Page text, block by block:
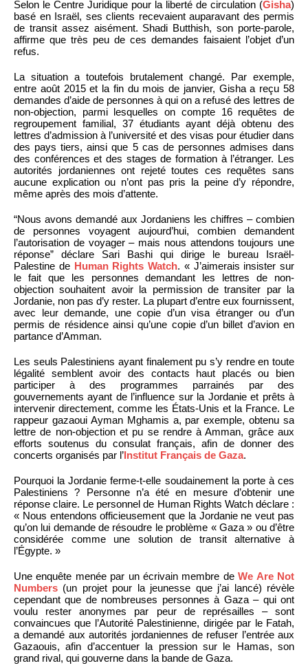
Selon le Centre Juridique pour la liberté de circulation (Gisha)
basé en Israël, ses clients recevaient auparavant des permis
de transit assez aisément. Shadi Butthish, son porte-parole,
affirme que très peu de ces demandes faisaient l’objet d’un
refus.
La situation a toutefois brutalement changé. Par exemple,
entre août 2015 et la fin du mois de janvier, Gisha a reçu 58
demandes d’aide de personnes à qui on a refusé des lettres de
non-objection, parmi lesquelles on compte 16 requêtes de
regroupement familial, 37 étudiants ayant déjà obtenu des
lettres d’admission à l’université et des visas pour étudier dans
des pays tiers, ainsi que 5 cas de personnes admises dans
des conférences et des stages de formation à l’étranger. Les
autorités jordaniennes ont rejeté toutes ces requêtes sans
aucune explication ou n’ont pas pris la peine d’y répondre,
même après des mois d’attente.
“Nous avons demandé aux Jordaniens les chiffres – combien
de personnes voyagent aujourd’hui, combien demandent
l’autorisation de voyager – mais nous attendons toujours une
réponse” déclare Sari Bashi qui dirige le bureau Israël-
Palestine de Human Rights Watch. « J’aimerais insister sur
le fait que les personnes demandant les lettres de non-
objection souhaitent avoir la permission de transiter par la
Jordanie, non pas d’y rester. La plupart d’entre eux fournissent,
avec leur demande, une copie d’un visa étranger ou d’un
permis de résidence ainsi qu’une copie d’un billet d’avion en
partance d’Amman.
Les seuls Palestiniens ayant finalement pu s’y rendre en toute
légalité semblent avoir des contacts haut placés ou bien
participer à des programmes parrainés par des
gouvernements ayant de l’influence sur la Jordanie et prêts à
intervenir directement, comme les États-Unis et la France. Le
rappeur gazaoui Ayman Mghamis a, par exemple, obtenu sa
lettre de non-objection et pu se rendre à Amman, grâce aux
efforts soutenus du consulat français, afin de donner des
concerts organisés par l’Institut Français de Gaza.
Pourquoi la Jordanie ferme-t-elle soudainement la porte à ces
Palestiniens ? Personne n’a été en mesure d’obtenir une
réponse claire. Le personnel de Human Rights Watch déclare :
« Nous entendons officieusement que la Jordanie ne veut pas
qu’on lui demande de résoudre le problème « Gaza » ou d’être
considérée comme une solution de transit alternative à
l’Égypte. »
Une enquête menée par un écrivain membre deWe Are Not
Numbers (un projet pour la jeunesse que j’ai lancé) révèle
cependant que de nombreuses personnes à Gaza – qui ont
voulu rester anonymes par peur de représailles – sont
convaincues que l’Autorité Palestinienne, dirigée par le Fatah,
a demandé aux autorités jordaniennes de refuser l’entrée aux
Gazaouis, afin d’accentuer la pression sur le Hamas, son
grand rival, qui gouverne dans la bande de Gaza.